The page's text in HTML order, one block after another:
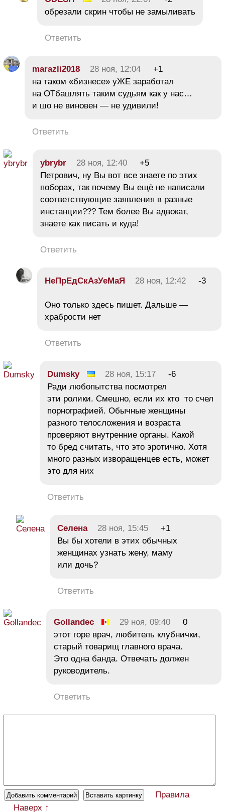
обрезали скрин чтобы не замыливать
Ответить
marazli2018 28 ноя, 12:04
+1
на таком «бизнесе» уЖЕ заработал
на ОТбашлять таким судьям как у нас…
и шо не виновен — не удивили!
Ответить
ybrybr 28 ноя, 12:40
+5
Петрович, ну Вы вот все знаете по этих
поборах, так почему Вы ещё не написали
соответствующие заявления в разные
инстанции??? Тем более Вы адвокат,
знаете как писать и куда!
Ответить
НеПрЕдСкАзУеМаЯ 28 ноя, 12:42 -3
Оно только здесь пишет. Дальше —
храбрости нет
Ответить
Dumsky 28 ноя, 15:17
-6
Ради любопытства посмотрел
эти ролики. Смешно, если их кто то счел
порнографией. Обычные женщины
разного телосложения и возраста
проверяют внутренние органы. Какой
то бред считать, что это эротично. Хотя
много разных изворащенцев есть, может
это для них
Ответить
Селена 28 ноя, 15:45
+1
Вы бы хотели в этих обычных
женщинах узнать жену, маму
или дочь?
Ответить
Gollandec 29 ноя, 09:40
0
этот горе врач, любитель клубнички,
старый товарищ главного врача.
Это одна банда. Отвечать должен
руководитель.
Ответить
Правила
Наверх ↑